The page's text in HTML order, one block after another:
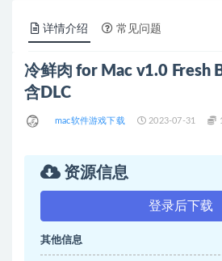
详情介绍 常见问题
冷鲜肉 for Mac v1.0 Fresh
含DLC
mac软件游戏下载 2023-07-31
资源信息
登录后下载
其他信息